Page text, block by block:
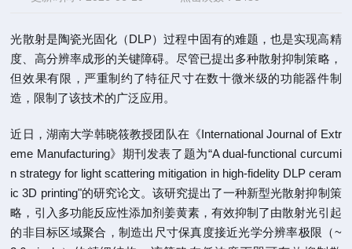
光散射是陶瓷光固化（DLP）过程中固有的难题，也是实现高精
度、高分辨率成形的关键障碍。尽管已提出多种散射抑制策略，
但效果有限，严重制约了特征尺寸在数十微米级的功能器件制
造，限制了该技术的广泛应用。
近日，湖南大学韩晓筱教授团队在《International Journal of Extr
eme Manufacturing》期刊发表了题为“A dual-functional curcumi
n strategy for light scattering mitigation in high-fidelity DLP ceram
ic 3D printing"的研究论文。该研究提出了一种新型光散射抑制策
略，引入多功能反应性添加剂姜黄素，有效抑制了由散射光引起
的非目标区域聚合，制造出尺寸保真度接近光学分辨率极限（~